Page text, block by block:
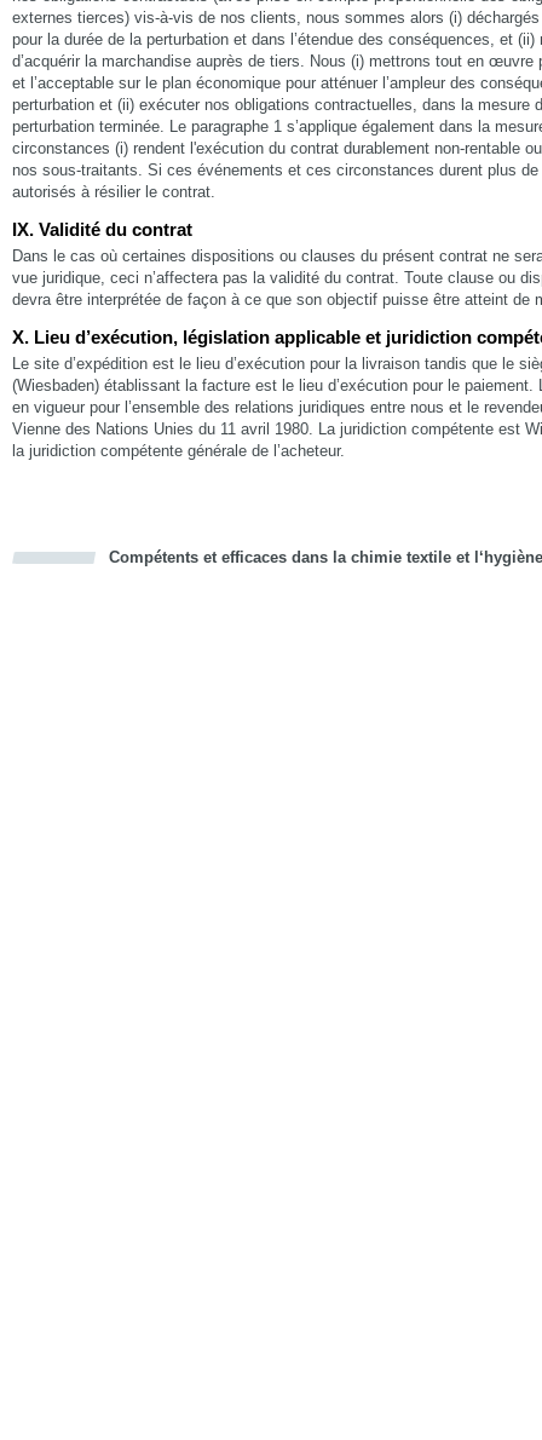
externes tierces) vis-à-vis de nos clients, nous sommes alors (i)
pour la durée de la perturbation et dans l’étendue des conséquences, et
d’acquérir la marchandise auprès de tiers. Nous (i) mettrons tout en œuvre
et l’acceptable sur le plan économique pour atténuer l’ampleur des
perturbation et (ii) exécuter nos obligations contractuelles, dans la mesure
perturbation terminée. Le paragraphe 1 s’applique également dans la
circonstances (i) rendent l'exécution du contrat durablement non-rentable
nos sous-traitants. Si ces événements et ces circonstances durent plus
autorisés à résilier le contrat.
IX. Validité du contrat
Dans le cas où certaines dispositions ou clauses du présent contrat ne
vue juridique, ceci n’affectera pas la validité du contrat. Toute clause ou
devra être interprétée de façon à ce que son objectif puisse être atteint
X. Lieu d’exécution, législation applicable et juridiction
Le site d’expédition est le lieu d’exécution pour la livraison tandis que le
(Wiesbaden) établissant la facture est le lieu d’exécution pour le
en vigueur pour l’ensemble des relations juridiques entre nous et le
Vienne des Nations Unies du 11 avril 1980. La juridiction compétente est
la juridiction compétente générale de l’acheteur.
Compétents et efficaces dans la chimie textile et l‘hygiène